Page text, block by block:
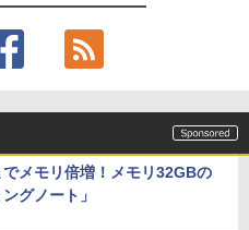
メモリ倍増！メモリ32GBの
グノート」